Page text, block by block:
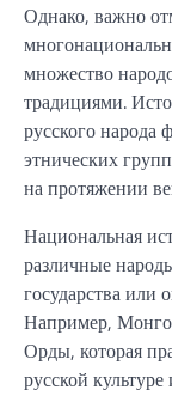
Однако, важно
множество
традициями.
русского народа
этнических
на протяжении
Национальная
различные
государства или
Например,
Орды, которая
русской